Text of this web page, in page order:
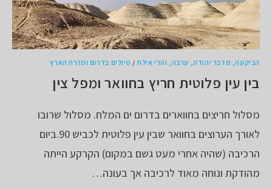
הביקעה, מדבר יהודה, ערבה, והרי אילת / טיולים בדרום ומזרח הארץ
בין עין פלוטית חריץ בחוואר ומפל צין
מסלול חריצים בחווארים בדרום ים המלח. מסלול שרובו
לאורך הערוצים בחוואר שבין עין פלוטית לכביש 90.ביום
הרכיבה (שהיה אחרי מעט גשם במקום) הקרקע הייתה
מהודקת ונוחה מאוד לרכיבה אך בעונה…